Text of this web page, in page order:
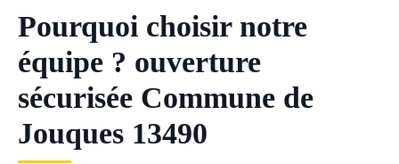
Pourquoi choisir notre
équipe ? ouverture
sécurisée Commune de
Jouques 13490